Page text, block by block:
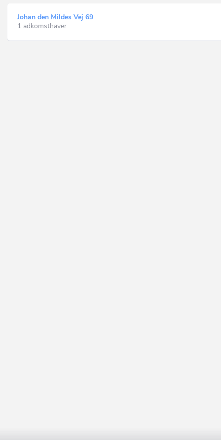
Johan den Mildes Vej 69
1 adkomsthaver